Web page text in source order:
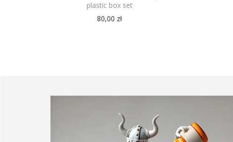
plastic box set
80,00 zł